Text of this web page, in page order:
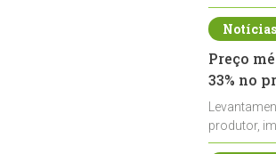
durante a
Preço
33% no
produtor,
de leite cru